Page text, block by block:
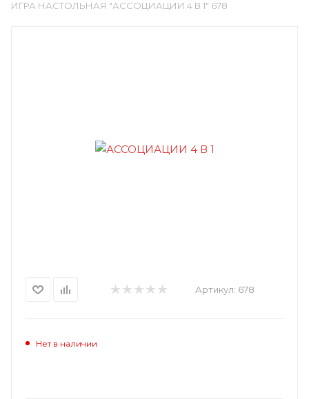
ИГРА НАСТОЛЬНАЯ "АССОЦИАЦИИ 4 В 1" 678
Артикул: 678
Нет в наличии